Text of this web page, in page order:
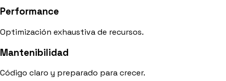
Performance
Optimización exhaustiva de recursos.
Mantenibilidad
Código claro y preparado para crecer.